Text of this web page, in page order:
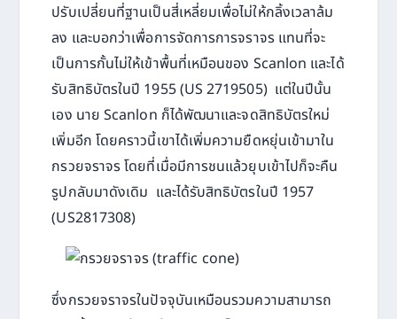
ปรับเปลี่ยนที่ฐานเป็นสี่เหลี่ยมเพื่อไม่ให้กลิ้งเวลาล้ม
ลง และบอกว่าเพื่อการจัดการการจราจร แทนที่จะ
เป็นการกั้นไม่ให้เข้าพื้นที่เหมือนของ Scanlon และได้
รับสิทธิบัตรในปี 1955 (US 2719505) แต่ในปีนั้น
เอง นาย Scanlon ก็ได้พัฒนาและจดสิทธิบัตรใหม่
เพิ่มอีก โดยคราวนี้เขาได้เพิ่มความยืดหยุ่นเข้ามาใน
กรวยจราจร โดยที่เมื่อมีการชนแล้วยุบเข้าไปก็จะคืน
รูปกลับมาดังเดิม และได้รับสิทธิบัตรในปี 1957
(US2817308)
ซึ่งกรวยจราจรในปัจจุบันเหมือนรวมความสามารถ